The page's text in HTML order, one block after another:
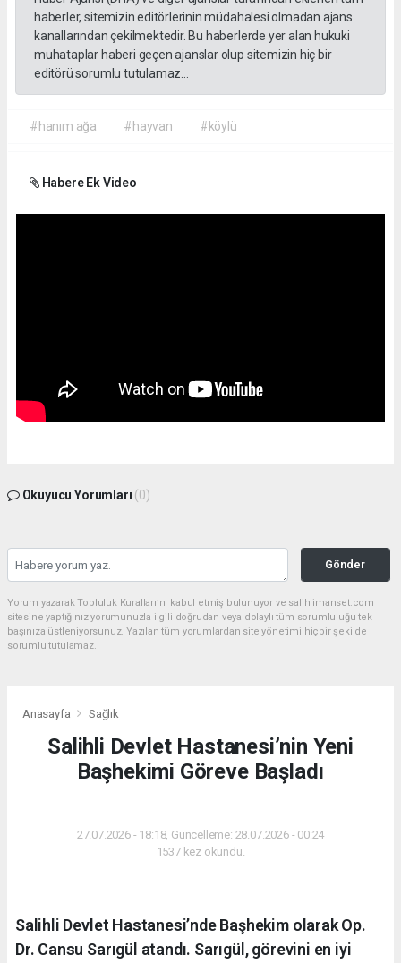
haberler, sitemizin editörlerinin müdahalesi olmadan ajans
kanallarından çekilmektedir. Bu haberlerde yer alan hukuki
muhataplar haberi geçen ajanslar olup sitemizin hiç bir
editörü sorumlu tutulamaz...
#hanım ağa #hayvan #köylü
Habere Ek Video
Okuyucu Yorumları (0)
Gönder
Yorum yazarak Topluluk Kuralları’nı kabul etmiş bulunuyor ve salihlimanset.com
sitesine yaptığınız yorumunuzla ilgili doğrudan veya dolaylı tüm sorumluluğu tek
başınıza üstleniyorsunuz. Yazılan tüm yorumlardan site yönetimi hiçbir şekilde
sorumlu tutulamaz.
Anasayfa Sağlık
Salihli Devlet Hastanesi’nin Yeni
Başhekimi Göreve Başladı
27.07.2026 - 18:18, Güncelleme: 28.07.2026 - 00:24
1537 kez okundu.
Salihli Devlet Hastanesi’nde Başhekim olarak Op.
Dr. Cansu Sarıgül atandı. Sarıgül, görevini en iyi